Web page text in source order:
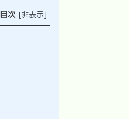
目次 [非表示]